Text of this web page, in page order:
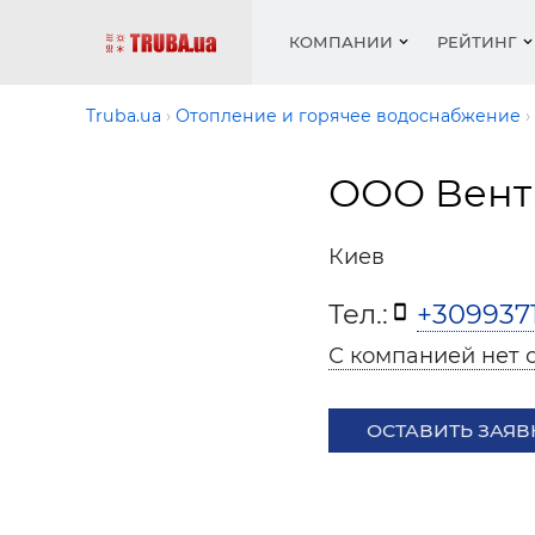
КОМПАНИИ
Котлы
РЕЙТИНГ
Работа
Разное
Холод,
Котлы
Монтаж
Акции
Фото
Truba.ua Отопление и горячее водоснабжение
ООО
Киев
Тел.:
С компанией нет
ОСТАВИТЬ